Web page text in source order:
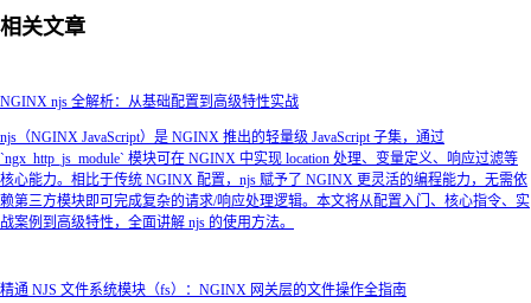
相关文章
NGINX njs 全解析：从基础配置到高级特性实战
njs（NGINX JavaScript）是 NGINX 推出的轻量级 JavaScript 子集，通过
`ngx_http_js_module` 模块可在 NGINX 中实现 location 处理、变量定义、响应过滤等
核心能力。相比于传统 NGINX 配置，njs 赋予了 NGINX 更灵活的编程能力，无需依
赖第三方模块即可完成复杂的请求/响应处理逻辑。本文将从配置入门、核心指令、实
战案例到高级特性，全面讲解 njs 的使用方法。
精通 NJS 文件系统模块（fs）：NGINX 网关层的文件操作全指南